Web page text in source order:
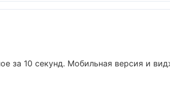
за 10 секунд. Мобильная версия и